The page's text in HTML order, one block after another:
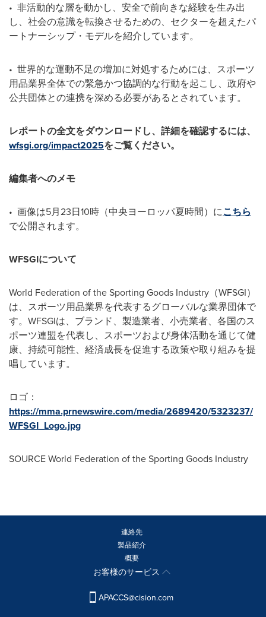
• 非活動的な層を動かし、安全で前向きな経験を生み出
し、社会の意識を転換させるための、セクターを超えたパ
ートナーシップ・モデルを紹介しています。
• 世界的な運動不足の増加に対処するためには、スポーツ
用品業界全体での緊急かつ協調的な行動を起こし、政府や
公共団体との連携を深める必要があるとされています。
レポートの全文をダウンロードし、詳細を確認するには、
wfsgi.org/impact2025をご覧ください。
編集者へのメモ
• 画像は5月23日10時（中央ヨーロッパ夏時間）にこちら
で公開されます。
WFSGIについて
World Federation of the Sporting Goods Industry（WFSGI）
は、スポーツ用品業界を代表するグローバルな業界団体で
す。WFSGIは、ブランド、製造業者、小売業者、各国のス
ポーツ連盟を代表し、スポーツおよび身体活動を通じて健
康、持続可能性、経済成長を促進する政策や取り組みを提
唱しています。
ロゴ：
https://mma.prnewswire.com/media/2689420/5323237/
WFSGI_Logo.jpg
SOURCE World Federation of the Sporting Goods Industry
連絡先
製品紹介
概要
お客様のサービス
APACCS@cision.com